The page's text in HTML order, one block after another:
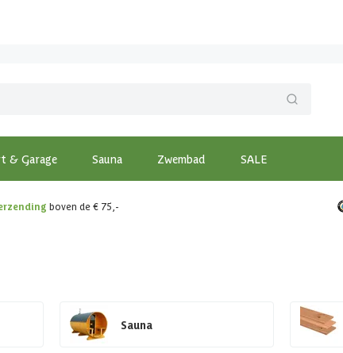
& Garage Sauna Zwembad SALE
boven de € 75,-
Sauna